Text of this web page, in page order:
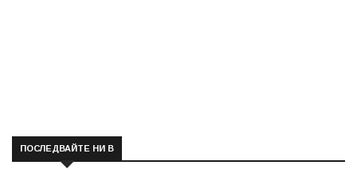
ПОСЛЕДВАЙТЕ НИ В